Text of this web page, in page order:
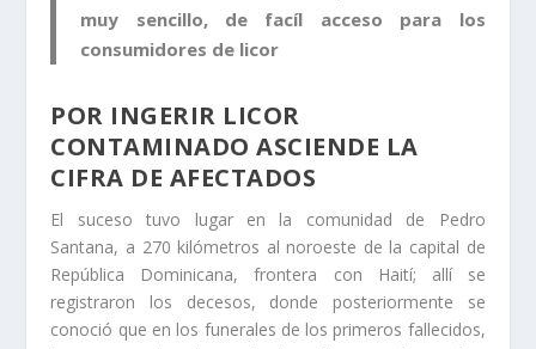
muy sencillo, de facíl acceso para los
consumidores de licor
POR INGERIR LICOR
CONTAMINADO ASCIENDE LA
CIFRA DE AFECTADOS
El suceso tuvo lugar en la comunidad de Pedro
Santana, a 270 kilómetros al noroeste de la capital de
República Dominicana, frontera con Haití; allí se
registraron los decesos, donde posteriormente se
conoció que en los funerales de los primeros fallecidos,